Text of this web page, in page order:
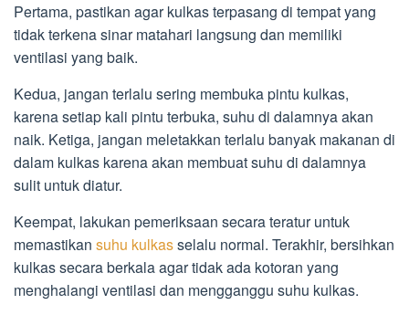
Pertama, pastikan agar kulkas terpasang di tempat yang
tidak terkena sinar matahari langsung dan memiliki
ventilasi yang baik.
Kedua, jangan terlalu sering membuka pintu kulkas,
karena setiap kali pintu terbuka, suhu di dalamnya akan
naik. Ketiga, jangan meletakkan terlalu banyak makanan di
dalam kulkas karena akan membuat suhu di dalamnya
sulit untuk diatur.
Keempat, lakukan pemeriksaan secara teratur untuk
memastikan suhu kulkasselalu normal. Terakhir, bersihkan
kulkas secara berkala agar tidak ada kotoran yang
menghalangi ventilasi dan mengganggu suhu kulkas.